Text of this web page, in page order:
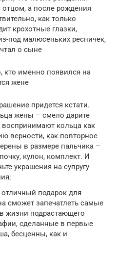
а после рождения
как только
крохотные глазки,
под малюсеньких ресничек,
о сыне
кто именно появился на
жене
придется кстати.
жены – смело дарите
кольца как
верности, как повторное
в размере пальчика –
кулон, комплект. И
украшения на супругу
подарок для
сможет запечатлеть самые
жизни подрастающего
сделанные в первые
бесценны, как и